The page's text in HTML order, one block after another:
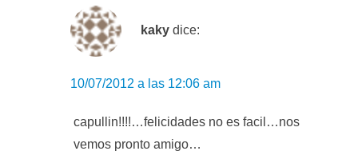
kaky dice:
10/07/2012 a las 12:06 am
capullin!!!!…felicidades no es facil…nos
vemos pronto amigo…